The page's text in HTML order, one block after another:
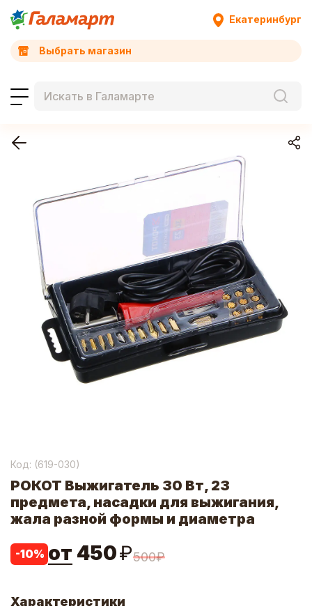
Екатеринбург
Выбрать магазин
Код: (619-030)
РОКОТ Выжигатель 30 Вт, 23
предмета, насадки для выжигания,
жала разной формы и диаметра
-10% от 450₽500₽
Характеристики